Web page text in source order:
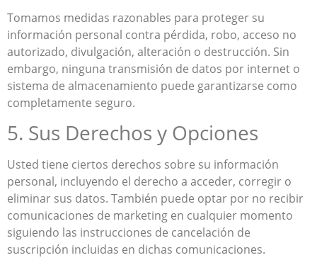
Tomamos medidas razonables para proteger su
información personal contra pérdida, robo, acceso no
autorizado, divulgación, alteración o destrucción. Sin
embargo, ninguna transmisión de datos por internet o
sistema de almacenamiento puede garantizarse como
completamente seguro.
5. Sus Derechos y Opciones
Usted tiene ciertos derechos sobre su información
personal, incluyendo el derecho a acceder, corregir o
eliminar sus datos. También puede optar por no recibir
comunicaciones de marketing en cualquier momento
siguiendo las instrucciones de cancelación de
suscripción incluidas en dichas comunicaciones.